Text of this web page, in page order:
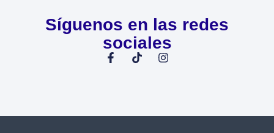
Síguenos en las redes
sociales